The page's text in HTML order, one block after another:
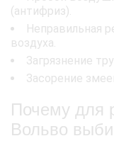
(антифриз).
Неправильная
воздуха.
Загрязнение
Засорение
Почему для
Вольво